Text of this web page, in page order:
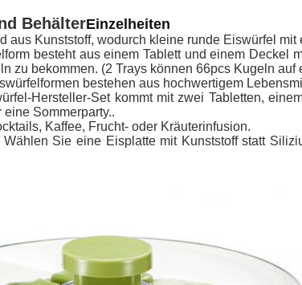
BehälterEinzelheiten
aus Kunststoff, wodurch kleine runde Eiswürfel
besteht aus einem Tablett und einem
zu bekommen. (2 Trays können 66pcs Kugeln auf
bestehen aus hochwertigem
Hersteller-Set kommt mit zwei Tabletten,
Sommerparty..
Kaffee, Frucht- oder Kräuterinfusion.
Sie eine Eisplatte mit Kunststoff statt